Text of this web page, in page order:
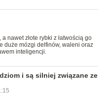
nawet złote rybki z łatwością go
duże mózgi delfinów, waleni oraz
inteligencji.
i są silniej związane ze